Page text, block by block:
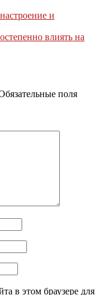
и
влиять на
поля
в этом браузере для